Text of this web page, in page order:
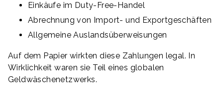
Einkäufe im Duty-Free-Handel
Abrechnung von Import- und Exportgeschäften
Allgemeine Auslandsüberweisungen
Auf dem Papier wirkten diese Zahlungen legal. In
Wirklichkeit waren sie Teil eines globalen
Geldwäschenetzwerks.